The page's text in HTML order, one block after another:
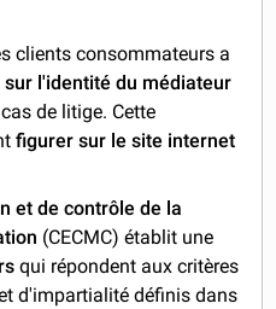
clients consommateurs a
l'identité du médiateur
de litige. Cette
figurer sur le site internet
et de contrôle de la
(CECMC) établit une
qui répondent aux critères
d'impartialité définis dans